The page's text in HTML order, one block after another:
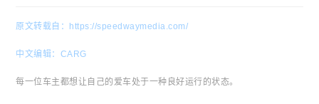
​原文转载自：https://speedwaymedia.com/
中文编辑：CARG
每一位车主都想让自己的爱车处于一种良好运行的状态。